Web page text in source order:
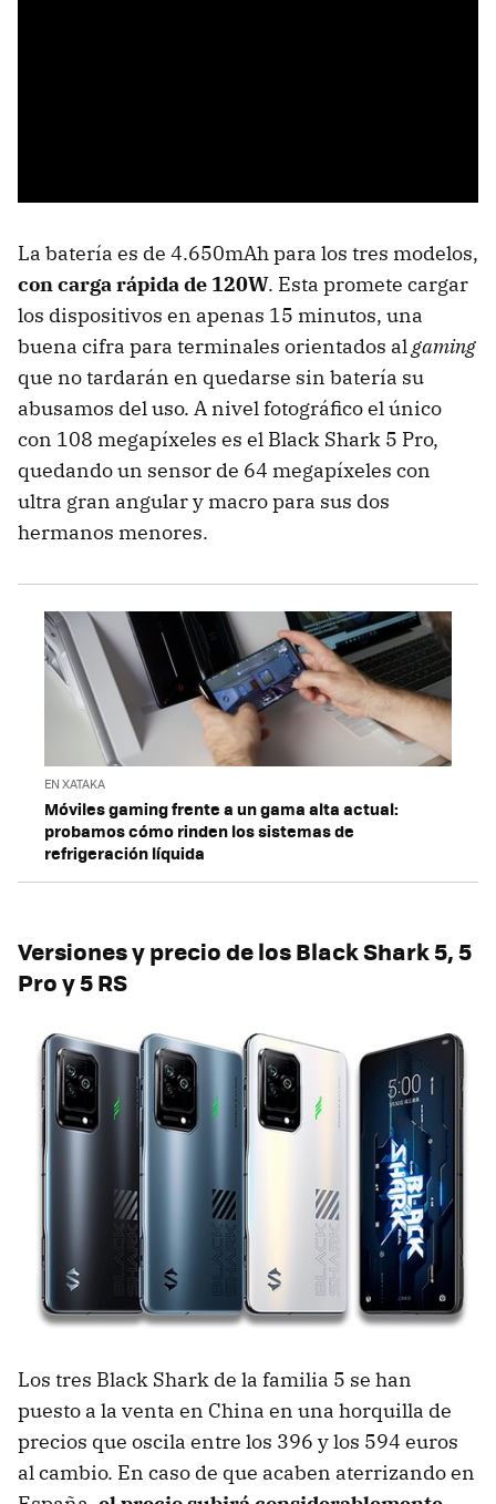
La batería es de 4.650mAh para los tres modelos,
con carga rápida de 120W. Esta promete cargar
los dispositivos en apenas 15 minutos, una
buena cifra para terminales orientados algaming
que no tardarán en quedarse sin batería su
abusamos del uso. A nivel fotográfico el único
con 108 megapíxeles es el Black Shark 5 Pro,
quedando un sensor de 64 megapíxeles con
ultra gran angular y macro para sus dos
hermanos menores.
EN XATAKA
Móviles gaming frente a un gama alta actual:
probamos cómo rinden los sistemas de
refrigeración líquida
Versiones y precio de los Black Shark 5, 5
Pro y 5 RS
Los tres Black Shark de la familia 5 se han
puesto a la venta en China en una horquilla de
precios que oscila entre los 396 y los 594 euros
al cambio. En caso de que acaben aterrizando en